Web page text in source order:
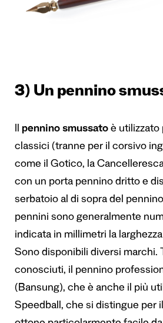
3) Un pennino
Il pennino smussato è utilizzato
classici (tranne per il corsivo
come il Gotico, la
con un porta pennino dritto e
serbatoio al di sopra del
pennini sono generalmente
indicata in millimetri la
Sono disponibili diversi marchi.
conosciuti, il pennino
(Bansung), che è anche il più
Speedball, che si distingue per